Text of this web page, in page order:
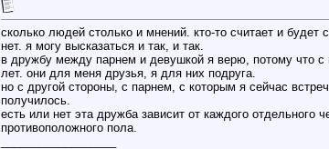
сколько людей столько и мнений. кто-то считает и будет
нет. я могу высказаться и так, и так.
в дружбу между парнем и девушкой я верю, потому что
лет. они для меня друзья, я для них подруга.
но с другой стороны, с парнем, с которым я сейчас
получилось.
есть или нет эта дружба зависит от каждого отдельного
противоположного пола.